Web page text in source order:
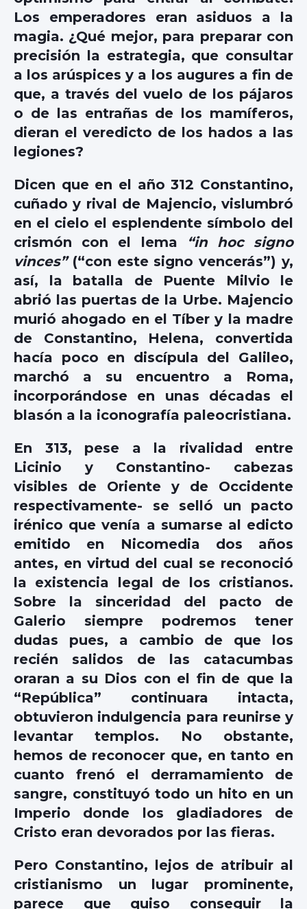
Los emperadores eran asiduos a la
magia. ¿Qué mejor, para preparar con
precisión la estrategia, que consultar
a los arúspices y a los augures a fin de
que, a través del vuelo de los pájaros
o de las entrañas de los mamíferos,
dieran el veredicto de los hados a las
legiones?
Dicen que en el año 312 Constantino,
cuñado y rival de Majencio, vislumbró
en el cielo el esplendente símbolo del
crismón con el lema
“in hoc signo
vinces” (“con este signo vencerás”) y,
así, la batalla de Puente Milvio le
abrió las puertas de la Urbe. Majencio
murió ahogado en el Tíber y la madre
de Constantino, Helena, convertida
hacía poco en discípula del Galileo,
marchó a su encuentro a Roma,
incorporándose en unas décadas el
blasón a la iconografía paleocristiana.
En 313, pese a la rivalidad entre
Licinio y Constantino- cabezas
visibles de Oriente y de Occidente
respectivamente- se selló un pacto
irénico que venía a sumarse al edicto
emitido en Nicomedia dos años
antes, en virtud del cual se reconoció
la existencia legal de los cristianos.
Sobre la sinceridad del pacto de
Galerio siempre podremos tener
dudas pues, a cambio de que los
recién salidos de las catacumbas
oraran a su Dios con el fin de que la
“República” continuara intacta,
obtuvieron indulgencia para reunirse y
levantar templos. No obstante,
hemos de reconocer que, en tanto en
cuanto frenó el derramamiento de
sangre, constituyó todo un hito en un
Imperio donde los gladiadores de
Cristo eran devorados por las fieras.
Pero Constantino, lejos de atribuir al
cristianismo un lugar prominente,
parece que quiso conseguir la